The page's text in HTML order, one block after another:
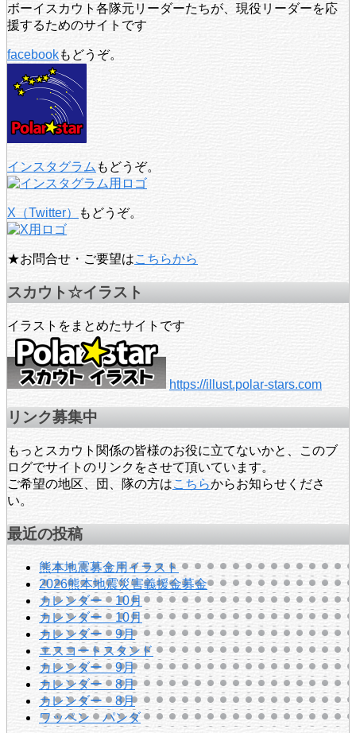
ボーイスカウト各隊元リーダーたちが、現役リーダーを応
援するためのサイトです
facebookもどうぞ。
インスタグラム もどうぞ。
X（Twitter） もどうぞ。
★お問合せ・ご要望はこちらから
スカウト☆イラスト
イラストをまとめたサイトです
https://illust.polar-stars.com
リンク募集中
もっとスカウト関係の皆様のお役に立てないかと、このブ
ログでサイトのリンクをさせて頂いています。
ご希望の地区、団、隊の方はこちらからお知らせくださ
い。
最近の投稿
熊本地震募金用イラスト
2026熊本地震災害義援金募金
カレンダー 10月
カレンダー 10月
カレンダー 9月
エスコートスタンド
カレンダー 9月
カレンダー 8月
カレンダー 8月
ワッペン パンダ